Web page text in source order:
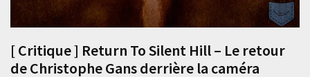
[ Critique ] Return To Silent Hill – Le retour
de Christophe Gans derrière la caméra